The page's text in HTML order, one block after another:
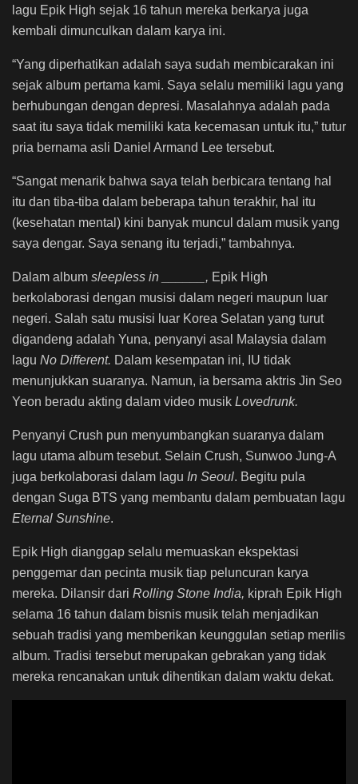
lagu Epik High sejak 16 tahun mereka berkarya juga
kembali dimunculkan dalam karya ini.
“Yang diperhatikan adalah saya sudah membicarakan ini
sejak album pertama kami. Saya selalu memiliki lagu yang
berhubungan dengan depresi. Masalahnya adalah pada
saat itu saya tidak memiliki kata kecemasan untuk itu,” tutur
pria bernama asli Daniel Armand Lee tersebut.
“Sangat menarik bahwa saya telah berbicara tentang hal
itu dan tiba-tiba dalam beberapa tahun terakhir, hal itu
(kesehatan mental) kini banyak muncul dalam musik yang
saya dengar. Saya senang itu terjadi,” tambahnya.
Dalam album sleepless in ______, Epik High
berkolaborasi dengan musisi dalam negeri maupun luar
negeri. Salah satu musisi luar Korea Selatan yang turut
digandeng adalah Yuna, penyanyi asal Malaysia dalam
lagu No Different. Dalam kesempatan ini, IU tidak
menunjukkan suaranya. Namun, ia bersama aktris Jin Seo
Yeon beradu akting dalam video musik Lovedrunk.
Penyanyi Crush pun menyumbangkan suaranya dalam
lagu utama album tesebut. Selain Crush, Sunwoo Jung-A
juga berkolaborasi dalam lagu In Seoul. Begitu pula
dengan Suga BTS yang membantu dalam pembuatan lagu
Eternal Sunshine.
Epik High dianggap selalu memuaskan ekspektasi
penggemar dan pecinta musik tiap peluncuran karya
mereka. Dilansir dari Rolling Stone India, kiprah Epik High
selama 16 tahun dalam bisnis musik telah menjadikan
sebuah tradisi yang memberikan keunggulan setiap merilis
album. Tradisi tersebut merupakan gebrakan yang tidak
mereka rencanakan untuk dihentikan dalam waktu dekat.